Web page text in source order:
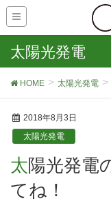
太陽光発電
HOME 太陽光発電
2018年8月3日
太陽光発電
太陽光発電の雑草対策、気を付け
てね！